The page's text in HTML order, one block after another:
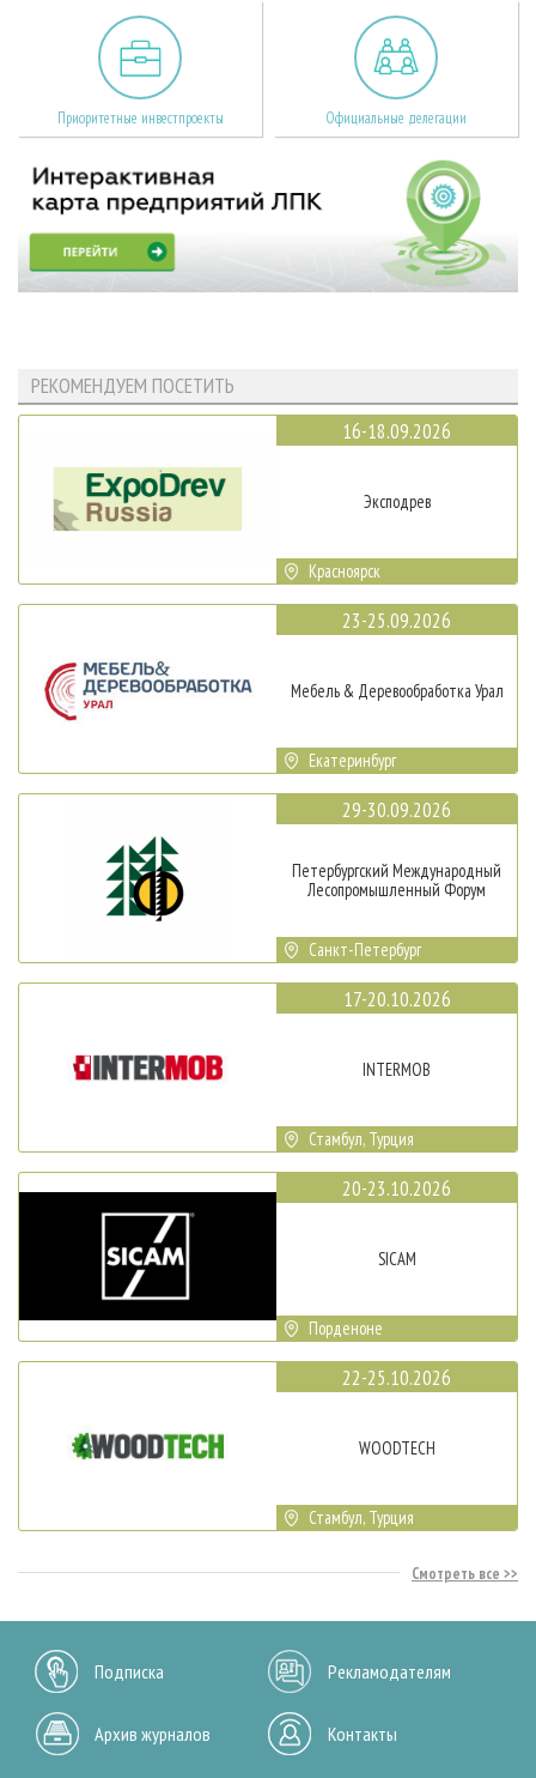
Приоритетные инвестпроекты Официальные делегации
РЕКОМЕНДУЕМ ПОСЕТИТЬ
16-18.09.2026
Эксподрев
Красноярск
23-25.09.2026
Мебель & Деревообработка Урал
Екатеринбург
29-30.09.2026
Петербургский Международный
Лесопромышленный Форум
Санкт-Петербург
17-20.10.2026
INTERMOB
Стамбул, Турция
20-23.10.2026
SICAM
Порденоне
22-25.10.2026
WOODTECH
Стамбул, Турция
Смотреть все
Подписка Рекламодателям
Архив журналов Контакты